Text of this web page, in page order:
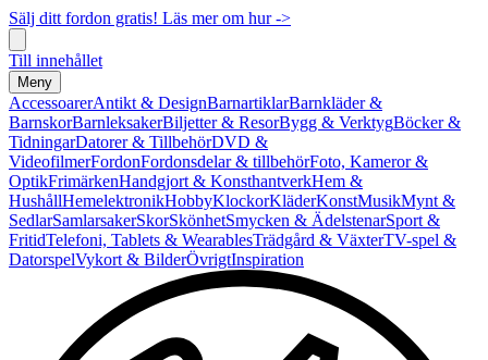
Sälj ditt fordon gratis! Läs mer om hur ->
Till innehållet
Meny
AccessoarerAntikt & DesignBarnartiklarBarnkläder &
BarnskorBarnleksakerBiljetter & ResorBygg & VerktygBöcker &
TidningarDatorer & TillbehörDVD &
VideofilmerFordonFordonsdelar & tillbehörFoto, Kameror &
OptikFrimärkenHandgjort & KonsthantverkHem &
HushållHemelektronikHobbyKlockorKläderKonstMusikMynt &
SedlarSamlarsakerSkorSkönhetSmycken & ÄdelstenarSport &
FritidTelefoni, Tablets & WearablesTrädgård & VäxterTV-spel &
DatorspelVykort & BilderÖvrigtInspiration